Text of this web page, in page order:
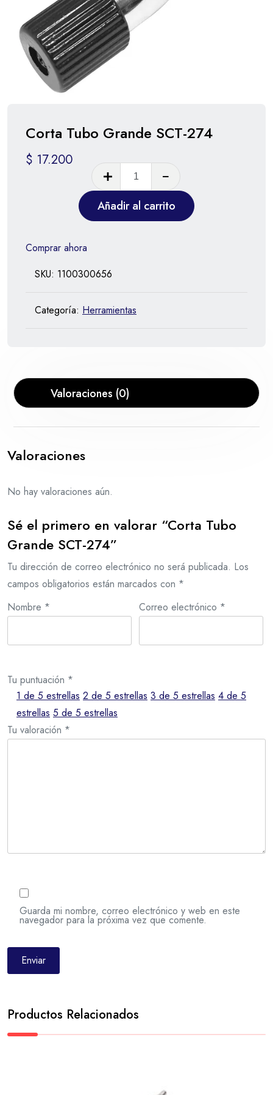
Corta Tubo Grande SCT-274
$ 17.200
Añadir al carrito
Comprar ahora
SKU: 1100300656
Categoría: Herramientas
Valoraciones (0)
Valoraciones
No hay valoraciones aún.
Sé el primero en valorar “Corta Tubo
Grande SCT-274”
Tu dirección de correo electrónico no será publicada. Los
campos obligatorios están marcados con *
Nombre * Correo electrónico *
Tu puntuación *
1 de 5 estrellas 2 de 5 estrellas 3 de 5 estrellas 4 de 5
estrellas 5 de 5 estrellas
Tu valoración *
Guarda mi nombre, correo electrónico y web en este
navegador para la próxima vez que comente.
Productos Relacionados